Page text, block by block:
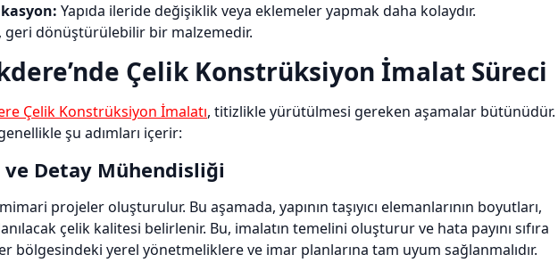
Yapıda ileride değişiklik veya eklemeler yapmak daha kolaydır.
geri dönüştürülebilir bir malzemedir.
Çelik Konstrüksiyon İmalat Süreci
Çelik Konstrüksiyon İmalatı, titizlikle yürütülmesi gereken aşamalar bütünüdür.
şu adımları içerir:
Detay Mühendisliği
projeler oluşturulur. Bu aşamada, yapının taşıyıcı elemanlarının boyutları,
çelik kalitesi belirlenir. Bu, imalatın temelini oluşturur ve hata payını sıfıra
bölgesindeki yerel yönetmeliklere ve imar planlarına tam uyum sağlanmalıdır.